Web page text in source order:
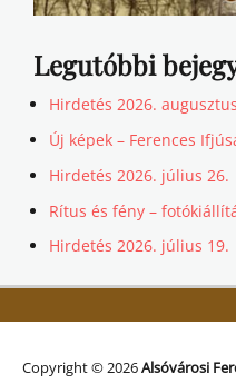
Legutóbbi
Hirdetés 2026.
Új képek – Ferences
Hirdetés 2026. július 26.
Rítus és fény –
Hirdetés 2026. július 19.
Copyright © 2026Alsóvárosi